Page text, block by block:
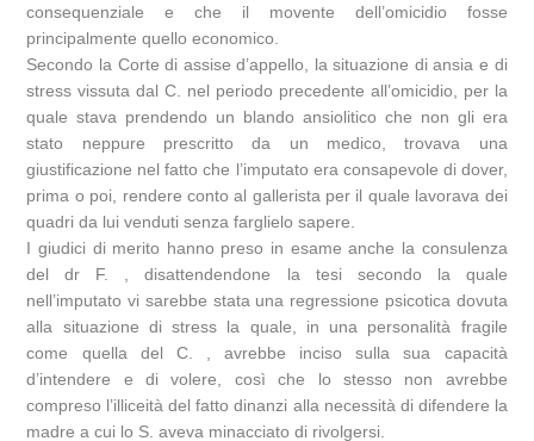
consequenziale e che il movente dell’omicidio fosse
principalmente quello economico.
Secondo la Corte di assise d’appello, la situazione di ansia e di
stress vissuta dal C. nel periodo precedente all’omicidio, per la
quale stava prendendo un blando ansiolitico che non gli era
stato neppure prescritto da un medico, trovava una
giustificazione nel fatto che l’imputato era consapevole di dover,
prima o poi, rendere conto al gallerista per il quale lavorava dei
quadri da lui venduti senza farglielo sapere.
I giudici di merito hanno preso in esame anche la consulenza
del dr F. , disattendendone la tesi secondo la quale
nell’imputato vi sarebbe stata una regressione psicotica dovuta
alla situazione di stress la quale, in una personalità fragile
come quella del C. , avrebbe inciso sulla sua capacità
d’intendere e di volere, così che lo stesso non avrebbe
compreso l’illiceità del fatto dinanzi alla necessità di difendere la
madre a cui lo S. aveva minacciato di rivolgersi.